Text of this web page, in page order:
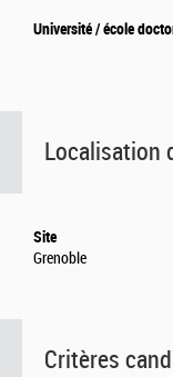
Université / école
Localisation
Site
Grenoble
Critères